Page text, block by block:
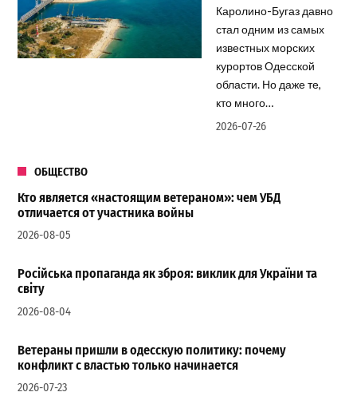
Каролино-Бугаз давно
стал одним из самых
известных морских
курортов Одесской
области. Но даже те,
кто много…
2026-07-26
ОБЩЕСТВО
Кто является «настоящим ветераном»: чем УБД
отличается от участника войны
2026-08-05
Російська пропаганда як зброя: виклик для України та
світу
2026-08-04
Ветераны пришли в одесскую политику: почему
конфликт с властью только начинается
2026-07-23